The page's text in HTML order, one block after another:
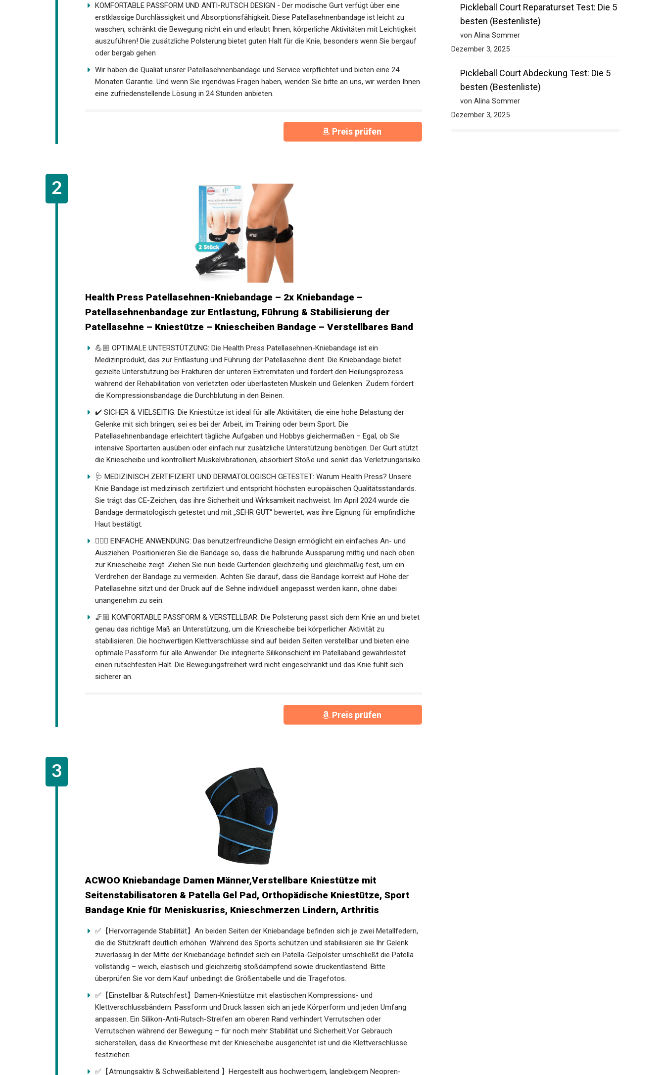
KOMFORTABLE PASSFORM UND ANTI-RUTSCH DESIGN - Der modische Gurt verfügt über eine
erstklassige Durchlässigkeit und Absorptionsfähigkeit. Diese Patellasehnenbandage ist leicht zu
waschen, schränkt die Bewegung nicht ein und erlaubt Ihnen, körperliche Aktivitäten mit Leichtigkeit
auszuführen! Die zusätzliche Polsterung bietet guten Halt für die Knie, besonders wenn Sie bergauf
oder bergab gehen
Wir haben die Qualiät unsrer Patellasehnenbandage und Service verpflichtet und bieten eine 24
Monaten Garantie. Und wenn Sie irgendwas Fragen haben, wenden Sie bitte an uns, wir werden
Ihnen eine zufriedenstellende Lösung in 24 Stunden anbieten.
Preis prüfen
Health Press Patellasehnen-Kniebandage – 2x Kniebandage –
Patellasehnenbandage zur Entlastung, Führung & Stabilisierung der
Patellasehne – Kniestütze – Kniescheiben Bandage – Verstellbares Band
💪🏼 OPTIMALE UNTERSTÜTZUNG: Die Health Press Patellasehnen-Kniebandage ist ein
Medizinprodukt, das zur Entlastung und Führung der Patellasehne dient. Die Kniebandage bietet
gezielte Unterstützung bei Frakturen der unteren Extremitäten und fördert den Heilungsprozess
während der Rehabilitation von verletzten oder überlasteten Muskeln und Gelenken. Zudem fördert
die Kompressionsbandage die Durchblutung in den Beinen.
✔️ SICHER & VIELSEITIG: Die Kniestütze ist ideal für alle Aktivitäten, die eine hohe Belastung der
Gelenke mit sich bringen, sei es bei der Arbeit, im Training oder beim Sport. Die
Patellasehnenbandage erleichtert tägliche Aufgaben und Hobbys gleichermaßen – Egal, ob Sie
intensive Sportarten ausüben oder einfach nur zusätzliche Unterstützung benötigen. Der Gurt
stützt die Kniescheibe und kontrolliert Muskelvibrationen, absorbiert Stöße und senkt das
Verletzungsrisiko.
🩺 MEDIZINISCH ZERTIFIZIERT UND DERMATOLOGISCH GETESTET: Warum Health Press? Unsere
Knie Bandage ist medizinisch zertifiziert und entspricht höchsten europäischen Qualitätsstandards.
Sie trägt das CE-Zeichen, das ihre Sicherheit und Wirksamkeit nachweist. Im April 2024 wurde die
Bandage dermatologisch getestet und mit „SEHR GUT“ bewertet, was ihre Eignung für empfindliche
Haut bestätigt.
🙋🏼‍♀️ EINFACHE ANWENDUNG: Das benutzerfreundliche Design ermöglicht ein einfaches An- und
Ausziehen. Positionieren Sie die Bandage so, dass die halbrunde Aussparung mittig und nach oben
zur Kniescheibe zeigt. Ziehen Sie nun beide Gurtenden gleichzeitig und gleichmäßig fest, um ein
Verdrehen der Bandage zu vermeiden. Achten Sie darauf, dass die Bandage korrekt auf Höhe der
Patellasehne sitzt und der Druck auf die Sehne individuell angepasst werden kann, ohne dabei
unangenehm zu sein.
🦵🏼 KOMFORTABLE PASSFORM & VERSTELLBAR: Die Polsterung passt sich dem Knie an und
bietet genau das richtige Maß an Unterstützung, um die Kniescheibe bei körperlicher Aktivität zu
stabilisieren. Die hochwertigen Klettverschlüsse sind auf beiden Seiten verstellbar und bieten eine
optimale Passform für alle Anwender. Die integrierte Silikonschicht im Patellaband gewährleistet
einen rutschfesten Halt. Die Bewegungsfreiheit wird nicht eingeschränkt und das Knie fühlt sich
Preis prüfen
ACWOO Kniebandage Damen Männer,Verstellbare Kniestütze mit
Seitenstabilisatoren & Patella Gel Pad, Orthopädische Kniestütze, Sport
✅【Hervorragende Stabilität】An beiden Seiten der Kniebandage befinden sich je zwei
Metallfedern, die die Stützkraft deutlich erhöhen. Während des Sports schützen und stabilisieren
sie Ihr Gelenk zuverlässig.In der Mitte der Kniebandage befindet sich ein Patella-Gelpolster
umschließt die Patella vollständig – weich, elastisch und gleichzeitig stoßdämpfend sowie
druckentlastend. Bitte überprüfen Sie vor dem Kauf unbedingt die Größentabelle und die
Tragefotos.
✅【Einstellbar & Rutschfest】Damen-Kniestütze mit elastischen Kompressions- und
Klettverschlussbändern: Passform und Druck lassen sich an jede Körperform und jeden Umfang
anpassen. Ein Silikon-Anti-Rutsch-Streifen am oberen Rand verhindert Verrutschen oder
Verrutschen während der Bewegung – für noch mehr Stabilität und Sicherheit.Vor Gebrauch
sicherstellen, dass die Knieorthese mit der Kniescheibe ausgerichtet ist und die Klettverschlüsse
Pickleball Court Reparaturset Test: Die 5
besten (Bestenliste)
von Alina Sommer
Dezember 3, 2025
Pickleball Court Abdeckung Test: Die 5
besten (Bestenliste)
von Alina Sommer
Dezember 3, 2025